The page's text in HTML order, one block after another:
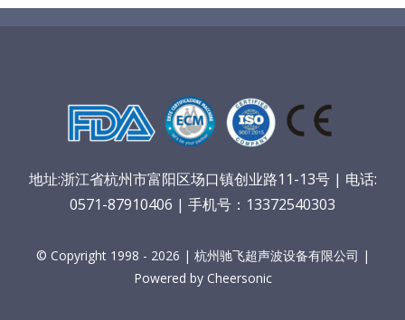
地址:浙江省杭州市富阳区场口镇创业路11-13号 | 电话:
0571-87910406 | 手机号：13372540303
© Copyright 1998 - 2026 | 杭州驰飞超声波设备有限公司 |
Powered by Cheersonic